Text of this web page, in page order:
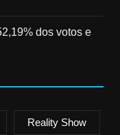
dos votos e
Reality Show